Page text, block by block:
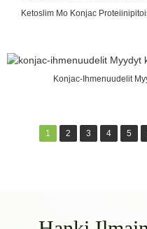
Ketoslim Mo Konjac
Konjac-Ihmenuudelit
1 2 3 4 5